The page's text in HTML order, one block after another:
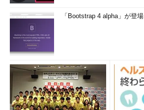
「Bootstrap 4 alpha」が登場